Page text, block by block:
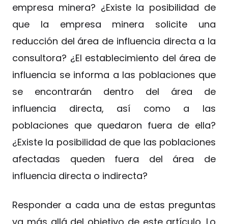
empresa minera? ¿Existe la posibilidad de
que la empresa minera solicite una
reducción del área de influencia directa a la
consultora? ¿El establecimiento del área de
influencia se informa a las poblaciones que
se encontrarán dentro del área de
influencia directa, así como a las
poblaciones que quedaron fuera de ella?
¿Existe la posibilidad de que las poblaciones
afectadas queden fuera del área de
influencia directa o indirecta?
Responder a cada una de estas preguntas